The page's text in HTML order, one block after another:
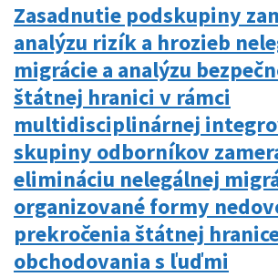
Zasadnutie podskupiny
analýzu rizík a hrozieb
migrácie a analýzu
štátnej hranici v rámci
multidisciplinárnej
skupiny odborníkov
elimináciu nelegálnej
organizované formy
prekročenia štátnej
obchodovania s ľuďmi